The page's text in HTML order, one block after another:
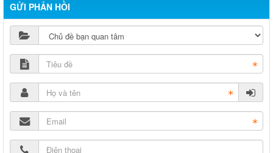
GỬI PHẢN HỒI